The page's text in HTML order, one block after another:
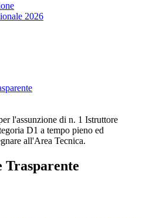
2026
l'assunzione di n. 1 Istruttore
D1 a tempo pieno ed
all'Area Tecnica.